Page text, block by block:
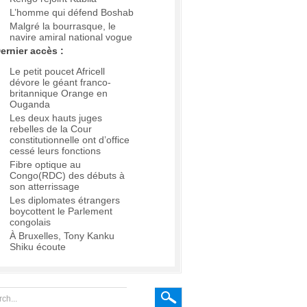
L’homme qui défend Boshab
Malgré la bourrasque, le
navire amiral national vogue
accès :
Le petit poucet Africell
dévore le géant franco-
britannique Orange en
Ouganda
Les deux hauts juges
rebelles de la Cour
constitutionnelle ont d’office
cessé leurs fonctions
Fibre optique au
Congo(RDC) des débuts à
son atterrissage
Les diplomates étrangers
boycottent le Parlement
congolais
À Bruxelles, Tony Kanku
Shiku écoute